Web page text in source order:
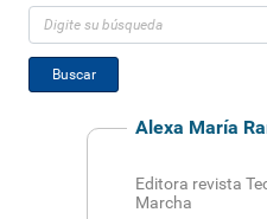
Distinciones y
Buscar
Alexa María
Editora revista
Marcha